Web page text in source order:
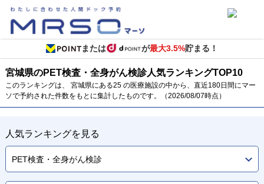
または が最大3.5%貯まる！
宮城県のPET検査・全身がん検診人気ランキングTOP10
このランキングは、 宮城県にある25 の医療施設の中から、直近180日間にマー
ソで予約された件数をもとに集計したものです。（2026/08/07時点）
人気ランキングを見る